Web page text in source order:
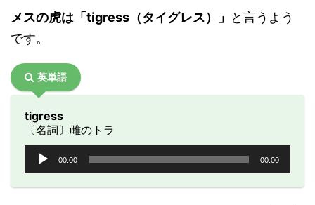
メスの虎は「tigress（タイグレス）」
と言うよう
です。
英単語
tigress
〔名詞〕雌のトラ
00:00 00:00